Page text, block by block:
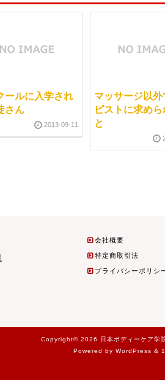
ールに入学され
さん
2013-09-11
マッサージ以外
ピストに求めら
と
会社概要
特定商取引法
プライバシーポリシ
Copyright© 2026 日本ボディーケア学
Powered by WordPress &